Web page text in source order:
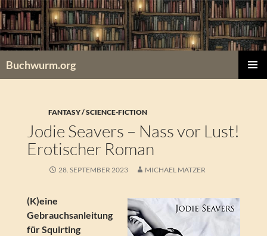
Zum
Inhalt
springen
Buchwurm.org
FANTASY / SCIENCE-FICTION
Jodie Seavers – Nass vor Lust!
Erotischer Roman
28. SEPTEMBER 2023 MICHAEL MATZER
(K)eine
Gebrauchsanleitung
für Squirting